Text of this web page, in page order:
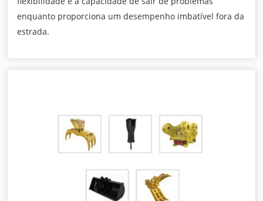
enquanto proporciona um desempenho imbatível fora da
estrada.